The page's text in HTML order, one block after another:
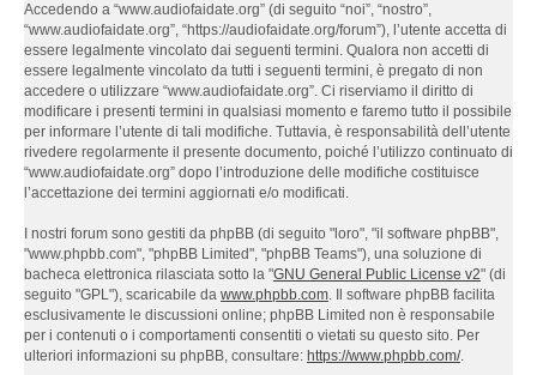
Accedendo a “www.audiofaidate.org” (di seguito “noi”, “nostro”,
“www.audiofaidate.org”, “https://audiofaidate.org/forum”), l’utente accetta di
essere legalmente vincolato dai seguenti termini. Qualora non accetti di
essere legalmente vincolato da tutti i seguenti termini, è pregato di non
accedere o utilizzare “www.audiofaidate.org”. Ci riserviamo il diritto di
modificare i presenti termini in qualsiasi momento e faremo tutto il possibile
per informare l’utente di tali modifiche. Tuttavia, è responsabilità dell’utente
rivedere regolarmente il presente documento, poiché l’utilizzo continuato di
“www.audiofaidate.org” dopo l’introduzione delle modifiche costituisce
l’accettazione dei termini aggiornati e/o modificati.
I nostri forum sono gestiti da phpBB (di seguito "loro", "il software phpBB",
"www.phpbb.com", "phpBB Limited", "phpBB Teams"), una soluzione di
bacheca elettronica rilasciata sotto la "GNU General Public License v2" (di
seguito "GPL"), scaricabile da www.phpbb.com. Il software phpBB facilita
esclusivamente le discussioni online; phpBB Limited non è responsabile
per i contenuti o i comportamenti consentiti o vietati su questo sito. Per
ulteriori informazioni su phpBB, consultare: https://www.phpbb.com/.